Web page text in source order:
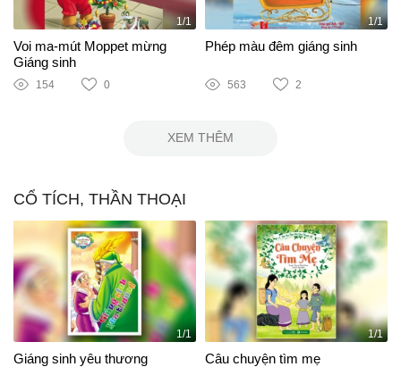
1/1
Voi ma-mút Moppet mừng
Giáng sinh
154 0
1/1
Phép màu đêm giáng sinh
563 2
XEM THÊM
CỔ TÍCH, THẦN THOẠI
1/1
Giáng sinh yêu thương
1/1
Câu chuyện tìm mẹ